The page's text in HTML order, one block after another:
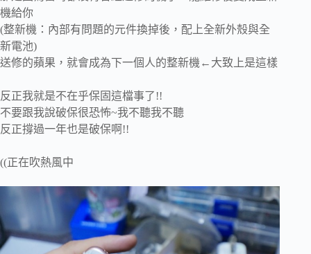
機給你
(整新機：內部有問題的元件換掉後，配上全新外殼與全
新電池)
送修的蘋果，就會成為下一個人的整新機←大致上是這樣
反正我就是不在乎保固這檔事了!!
不要跟我說破保很恐怖~我不聽我不聽
反正撐過一年也是破保啊!!
((正在吹熱風中